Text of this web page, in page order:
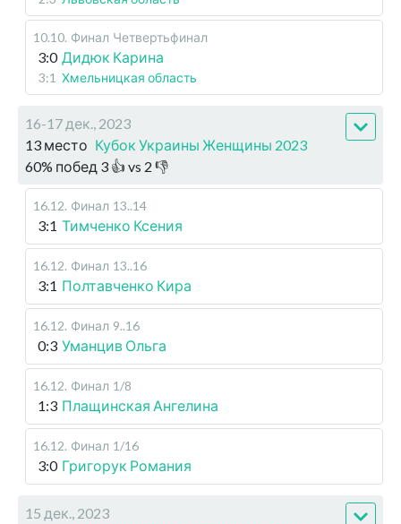
10.10. Финал Четвертьфинал
3:0 Дидюк Карина
3:1 Хмельницкая область
16-17 дек., 2023
13 место Кубок Украины Женщины 2023
60% побед 3 👍 vs 2 👎
16.12. Финал 13..14
3:1 Тимченко Ксения
16.12. Финал 13..16
3:1 Полтавченко Кира
16.12. Финал 9..16
0:3 Уманцив Ольга
16.12. Финал 1/8
1:3 Плащинская Ангелина
16.12. Финал 1/16
3:0 Григорук Романия
15 дек., 2023